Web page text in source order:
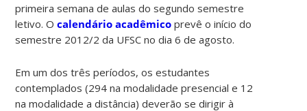
primeira semana de aulas do segundo semestre
letivo. Ocalendário acadêmico prevê o início do
semestre 2012/2 da UFSC no dia 6 de agosto.
Em um dos três períodos, os estudantes
contemplados (294 na modalidade presencial e 12
na modalidade a distância) deverão se dirigir à